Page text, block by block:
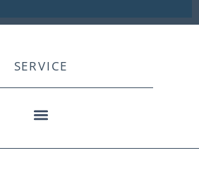
SERVICE